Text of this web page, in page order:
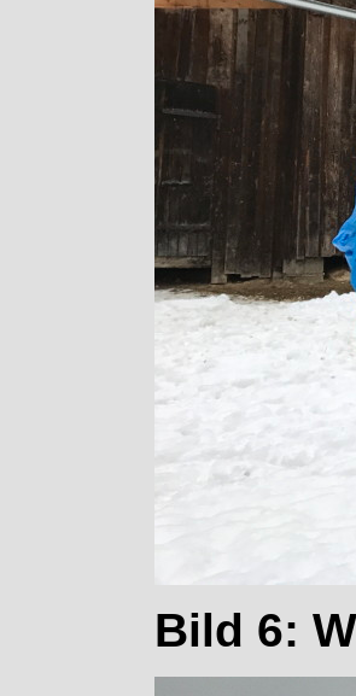
Bild 6: